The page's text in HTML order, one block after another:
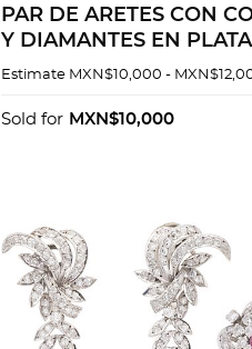
PAR DE ARETES CON
Y DIAMANTES EN PLATA
PALADIO
Estimate MXN$10,000 -
Sold for MXN$10,000